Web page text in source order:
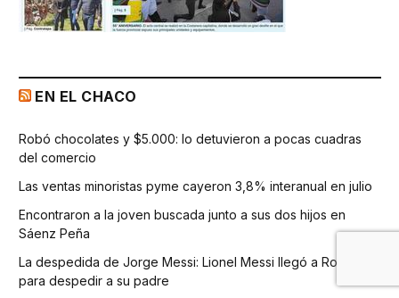
EN EL CHACO
Robó chocolates y $5.000: lo detuvieron a pocas cuadras
del comercio
Las ventas minoristas pyme cayeron 3,8% interanual en julio
Encontraron a la joven buscada junto a sus dos hijos en
Sáenz Peña
La despedida de Jorge Messi: Lionel Messi llegó a Rosario
para despedir a su padre